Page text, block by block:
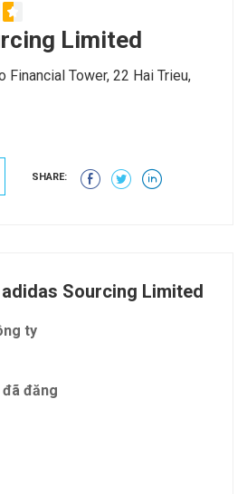
Limited
Financial Tower, 22 Hai Trieu,
SHARE:
Sourcing Limited
ty
đăng